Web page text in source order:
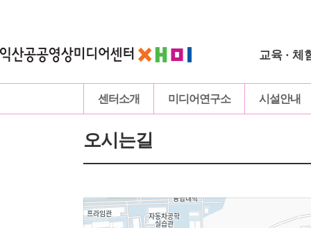
교육 · 체
센터소개 미디어연구소 시설안내
오시는길